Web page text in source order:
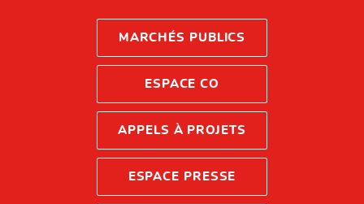
MARCHÉS PUBLICS
ESPACE CO
APPELS À PROJETS
ESPACE PRESSE